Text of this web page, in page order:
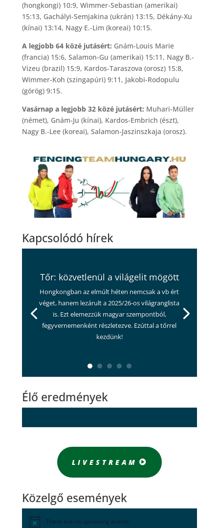
(hongkongi) 10:9, Wimmer-Sebastian (amerikai)
15:13, Gachályi-Semjakina (ukrán) 13:15, Dékány-Xu
(kínai) 13:14, Nagy E.-Lim (koreai) 10:15.
A legjobb 64 közé jutásért: Gnám-Louis Marie
(francia) 15:6, Salamon-Gu (amerikai) 15:11, Nagy B.-
Vizeu (brazil) 15:9, Kardos-Taraszova (orosz) 15:8,
Wimmer-Koh (szingapúri) 9:11, Jakobi-Rodopulu
(görög) 9:15.
Vasárnap a legjobb 32 közé jutásért: Muhari-Müller
(német), Gnám-Ju (kínai), Kardos-Embrich (észt),
Nagy B.-Lee (koreai), Salamon-Jaszinszkaja (orosz).
Kapcsolódó hírek
Tőr: közvetlenül a világelit mögött
Hongkongban az elmúlt héten nemcsak a vb ért
véget, hanem lezárult a 2025/26-os világranglista
is. Ezt elemezzük magyar szempontból,
fegyvernemenként részletezve. Ezúttal a tőrrel
kezdünk!
Élő eredmények
LIVESTREAM
Közelgő események
There are no upcoming events.